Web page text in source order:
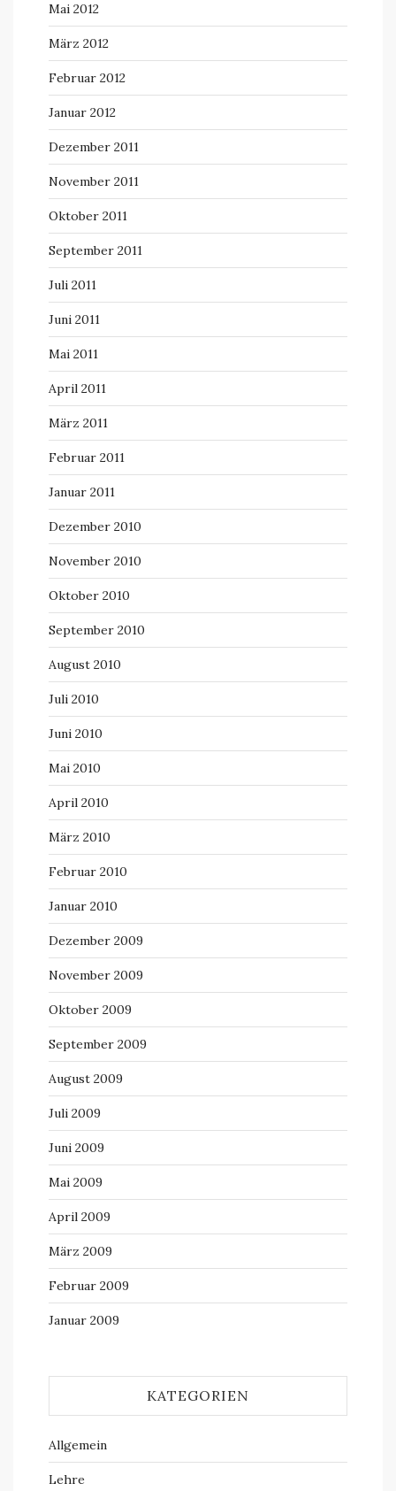
Mai 2012
März 2012
Februar 2012
Januar 2012
Dezember 2011
November 2011
Oktober 2011
September 2011
Juli 2011
Juni 2011
Mai 2011
April 2011
März 2011
Februar 2011
Januar 2011
Dezember 2010
November 2010
Oktober 2010
September 2010
August 2010
Juli 2010
Juni 2010
Mai 2010
April 2010
März 2010
Februar 2010
Januar 2010
Dezember 2009
November 2009
Oktober 2009
September 2009
August 2009
Juli 2009
Juni 2009
Mai 2009
April 2009
März 2009
Februar 2009
Januar 2009
KATEGORIEN
Allgemein
Lehre